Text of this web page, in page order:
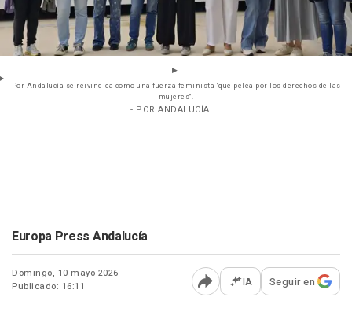
Por Andalucía se reivindica como una fuerza feminista "que pelea por los derechos de las
mujeres".
- POR ANDALUCÍA
Europa Press Andalucía
Domingo, 10 mayo 2026
Publicado: 16:11
Abrir opciones para
IA Seguir en